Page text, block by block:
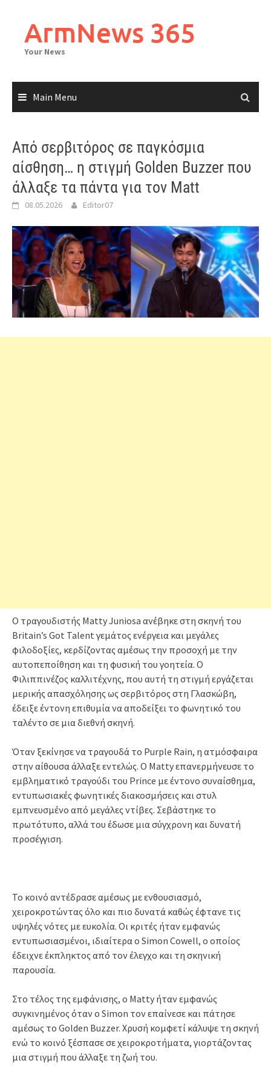
contentArmNews 365
Your News
Main Menu
Από σερβιτόρος σε παγκόσμια
αίσθηση… η στιγμή Golden Buzzer που
άλλαξε τα πάντα για τον Matt
08.05.2026 Editor07
Ο τραγουδιστής Matty Juniosa ανέβηκε στη σκηνή του
Britain’s Got Talent γεμάτος ενέργεια και μεγάλες
φιλοδοξίες, κερδίζοντας αμέσως την προσοχή με την
αυτοπεποίθηση και τη φυσική του γοητεία. Ο
Φιλιππινέζος καλλιτέχνης, που αυτή τη στιγμή εργάζεται
μερικής απασχόλησης ως σερβιτόρος στη Γλασκώβη,
έδειξε έντονη επιθυμία να αποδείξει το φωνητικό του
ταλέντο σε μια διεθνή σκηνή.
Όταν ξεκίνησε να τραγουδά το Purple Rain, η ατμόσφαιρα
στην αίθουσα άλλαξε εντελώς. Ο Matty επανερμήνευσε το
εμβληματικό τραγούδι του Prince με έντονο συναίσθημα,
εντυπωσιακές φωνητικές διακοσμήσεις και στυλ
εμπνευσμένο από μεγάλες ντίβες. Σεβάστηκε το
πρωτότυπο, αλλά του έδωσε μια σύγχρονη και δυνατή
προσέγγιση.
Το κοινό αντέδρασε αμέσως με ενθουσιασμό,
χειροκροτώντας όλο και πιο δυνατά καθώς έφτανε τις
υψηλές νότες με ευκολία. Οι κριτές ήταν εμφανώς
εντυπωσιασμένοι, ιδιαίτερα ο Simon Cowell, ο οποίος
έδειχνε έκπληκτος από τον έλεγχο και τη σκηνική
παρουσία.
Στο τέλος της εμφάνισης, ο Matty ήταν εμφανώς
συγκινημένος όταν ο Simon τον επαίνεσε και πάτησε
αμέσως το Golden Buzzer. Χρυσή κομφετί κάλυψε τη σκηνή
ενώ το κοινό ξέσπασε σε χειροκροτήματα, γιορτάζοντας
μια στιγμή που άλλαξε τη ζωή του.